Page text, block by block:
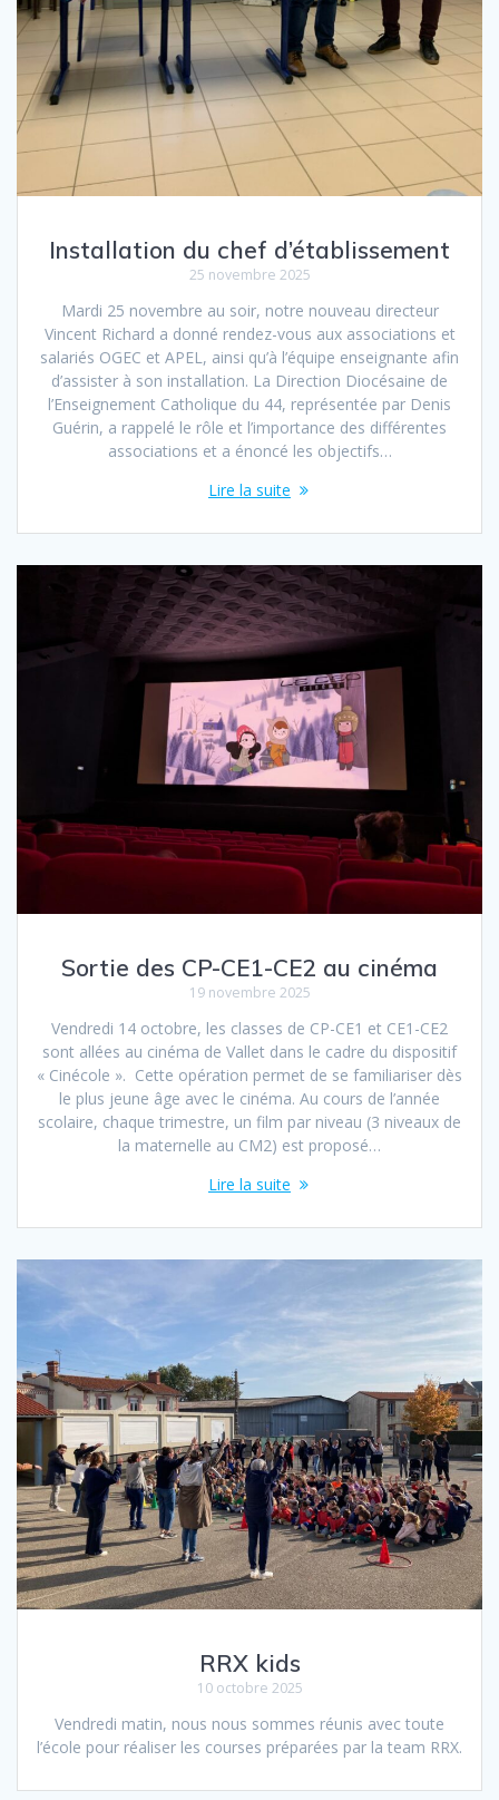
Installation du chef d’établissement
25 novembre 2025
Mardi 25 novembre au soir, notre nouveau directeur
Vincent Richard a donné rendez-vous aux associations et
salariés OGEC et APEL, ainsi qu’à l’équipe enseignante afin
d’assister à son installation. La Direction Diocésaine de
l’Enseignement Catholique du 44, représentée par Denis
Guérin, a rappelé le rôle et l’importance des différentes
associations et a énoncé les objectifs…
Lire la suite
Sortie des CP-CE1-CE2 au cinéma
19 novembre 2025
Vendredi 14 octobre, les classes de CP-CE1 et CE1-CE2
sont allées au cinéma de Vallet dans le cadre du dispositif
« Cinécole ». Cette opération permet de se familiariser dès
le plus jeune âge avec le cinéma. Au cours de l’année
scolaire, chaque trimestre, un film par niveau (3 niveaux de
la maternelle au CM2) est proposé…
Lire la suite
RRX kids
10 octobre 2025
Vendredi matin, nous nous sommes réunis avec toute
l’école pour réaliser les courses préparées par la team RRX.